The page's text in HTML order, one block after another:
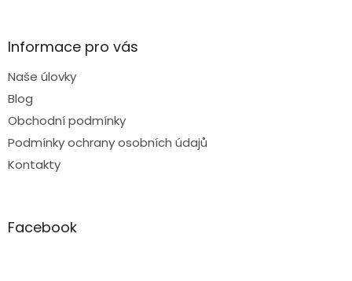
Informace pro vás
Naše úlovky
Blog
Obchodní podmínky
Podmínky ochrany osobních údajů
Kontakty
Facebook